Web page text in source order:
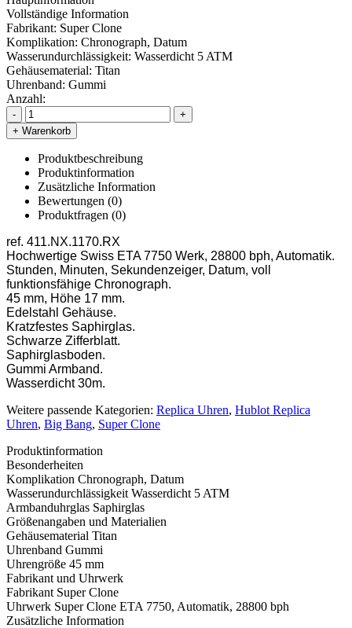
Vollständige Information
Fabrikant: Super Clone
Komplikation: Chronograph, Datum
Wasserundurchlässigkeit: Wasserdicht 5 ATM
Gehäusematerial: Titan
Uhrenband: Gummi
Anzahl:
-
+
+ Warenkorb
Produktbeschreibung
Produktinformation
Zusätzliche Information
Bewertungen (0)
Produktfragen (0)
ref. 411.NX.1170.RX
Hochwertige Swiss ETA 7750 Werk, 28800 bph, Automatik.
Stunden, Minuten, Sekundenzeiger, Datum, voll
funktionsfähige Chronograph.
45 mm, Höhe 17 mm.
Edelstahl Gehäuse.
Kratzfestes Saphirglas.
Schwarze Zifferblatt.
Saphirglasboden.
Gummi Armband.
Wasserdicht 30m.
Weitere passende Kategorien: Replica Uhren, Hublot Replica
Uhren, Big Bang, Super Clone
Produktinformation
Besonderheiten
Komplikation Chronograph, Datum
Wasserundurchlässigkeit Wasserdicht 5 ATM
Armbanduhrglas Saphirglas
Größenangaben und Materialien
Gehäusematerial Titan
Uhrenband Gummi
Uhrengröße 45 mm
Fabrikant und Uhrwerk
Fabrikant Super Clone
Uhrwerk Super Clone ETA 7750, Automatik, 28800 bph
Zusätzliche Information